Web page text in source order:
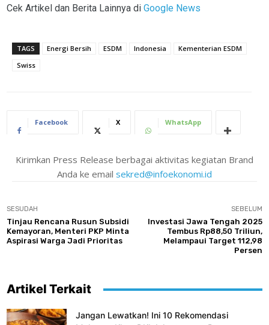
Cek Artikel dan Berita Lainnya di Google News
TAGS Energi Bersih ESDM Indonesia
Kementerian ESDM
Swiss
Facebook X WhatsApp
Kirimkan Press Release berbagai aktivitas kegiatan Brand
Anda ke email sekred@infoekonomi.id
SESUDAH
Tinjau Rencana Rusun Subsidi
Kemayoran, Menteri PKP Minta
Aspirasi Warga Jadi Prioritas
SEBELUM
Investasi Jawa Tengah 2025
Tembus Rp88,50 Triliun,
Melampaui Target 112,98
Persen
Artikel Terkait
Jangan Lewatkan! Ini 10 Rekomendasi